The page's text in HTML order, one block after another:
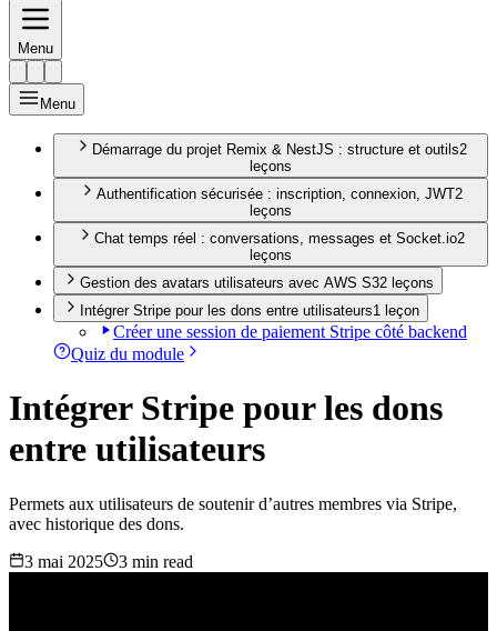
Menu
Menu
Démarrage du projet Remix & NestJS : structure et outils2
leçons
Authentification sécurisée : inscription, connexion, JWT2
leçons
Chat temps réel : conversations, messages et Socket.io2
leçons
Gestion des avatars utilisateurs avec AWS S32 leçons
Intégrer Stripe pour les dons entre utilisateurs1 leçon
Créer une session de paiement Stripe côté backend
Quiz du module
Intégrer Stripe pour les dons
entre utilisateurs
Permets aux utilisateurs de soutenir d’autres membres via Stripe,
avec historique des dons.
3 mai 2025
3 min read